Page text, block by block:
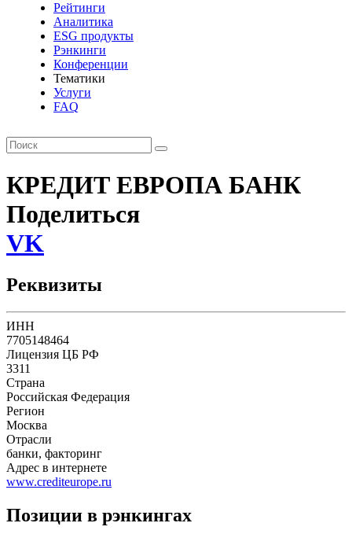
Рейтинги
Аналитика
ESG продукты
Рэнкинги
Конференции
Тематики
Услуги
FAQ
КРЕДИТ ЕВРОПА БАНК
Поделиться
VK
Реквизиты
ИНН
7705148464
Лицензия ЦБ РФ
3311
Страна
Российская Федерация
Регион
Москва
Отрасли
банки, факторинг
Адрес в интернете
www.crediteurope.ru
Позиции в рэнкингах